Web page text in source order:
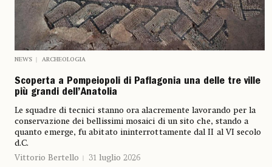
NEWS ARCHEOLOGIA
Scoperta a Pompeiopoli di Paflagonia una delle tre ville
più grandi dell’Anatolia
Le squadre di tecnici stanno ora alacremente lavorando per la
conservazione dei bellissimi mosaici di un sito che, stando a
quanto emerge, fu abitato ininterrottamente dal II al VI secolo
d.C.
Vittorio Bertello
31 luglio 2026